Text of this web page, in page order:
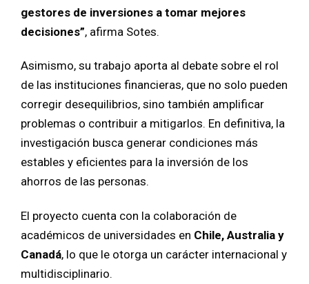
gestores de inversiones a tomar mejores
decisiones”, afirma Sotes.
Asimismo, su trabajo aporta al debate sobre el rol
de las instituciones financieras, que no solo pueden
corregir desequilibrios, sino también amplificar
problemas o contribuir a mitigarlos. En definitiva, la
investigación busca generar condiciones más
estables y eficientes para la inversión de los
ahorros de las personas.
El proyecto cuenta con la colaboración de
académicos de universidades en Chile, Australia y
Canadá, lo que le otorga un carácter internacional y
multidisciplinario.